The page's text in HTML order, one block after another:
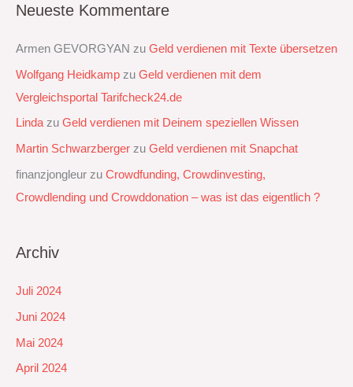
Neueste Kommentare
Armen GEVORGYAN zu Geld verdienen mit Texte übersetzen
Wolfgang Heidkamp zu Geld verdienen mit dem
Vergleichsportal Tarifcheck24.de
Lindazu Geld verdienen mit Deinem speziellen Wissen
Martin Schwarzberger zu Geld verdienen mit Snapchat‭
finanzjongleur zu Crowdfunding, Crowdinvesting,
Crowdlending und Crowddonation – was ist das eigentlich ?
Archiv
Juli 2024
Juni 2024
Mai 2024
April 2024